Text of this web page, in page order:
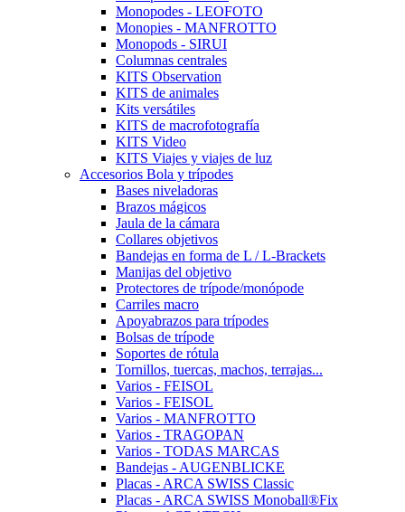
Monopodes - LEOFOTO
Monopies - MANFROTTO
Monopods - SIRUI
Columnas centrales
KITS Observation
KITS de animales
Kits versátiles
KITS de macrofotografía
KITS Video
KITS Viajes y viajes de luz
Accesorios Bola y trípodes
Bases niveladoras
Brazos mágicos
Jaula de la cámara
Collares objetivos
Bandejas en forma de L / L-Brackets
Manijas del objetivo
Protectores de trípode/monópode
Carriles macro
Apoyabrazos para trípodes
Bolsas de trípode
Soportes de rótula
Tornillos, tuercas, machos, terrajas...
Varios - FEISOL
Varios - FEISOL
Varios - MANFROTTO
Varios - TRAGOPAN
Varios - TODAS MARCAS
Bandejas - AUGENBLICKE
Placas - ARCA SWISS Classic
Placas - ARCA SWISS Monoball®Fix